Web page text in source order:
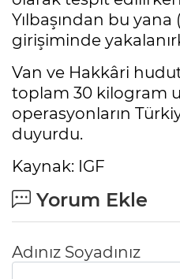
Yılbaşından bu yana
girişiminde
Van ve Hakkâri
toplam 30 kilogram
operasyonların
duyurdu.
Kaynak: IGF
Yorum Ekle
Adınız Soyadınız